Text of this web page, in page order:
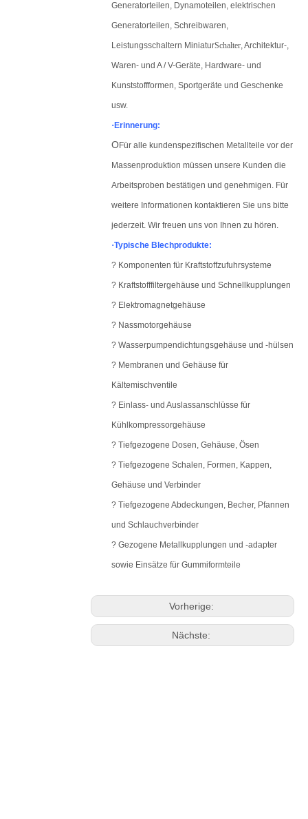
Generatorteilen, Dynamoteilen, elektrischen
Generatorteilen, Schreibwaren,
Leistungsschaltern MiniaturSchalter, Architektur-,
Waren- und A / V-Geräte, Hardware- und
Kunststoffformen, Sportgeräte und Geschenke
usw.
· Erinnerung:
OFür alle kundenspezifischen Metallteile vor der
Massenproduktion müssen unsere Kunden die
Arbeitsproben bestätigen und genehmigen. Für
weitere Informationen kontaktieren Sie uns bitte
jederzeit. Wir freuen uns von Ihnen zu hören.
·Typische Blechprodukte:
? Komponenten für Kraftstoffzufuhrsysteme
? Kraftstofffiltergehäuse und Schnellkupplungen
? Elektromagnetgehäuse
? Nassmotorgehäuse
? Wasserpumpendichtungsgehäuse und -hülsen
? Membranen und Gehäuse für
Kältemischventile
? Einlass- und Auslassanschlüsse für
Kühlkompressorgehäuse
? Tiefgezogene Dosen, Gehäuse, Ösen
? Tiefgezogene Schalen, Formen, Kappen,
Gehäuse und Verbinder
? Tiefgezogene Abdeckungen, Becher, Pfannen
und Schlauchverbinder
? Gezogene Metallkupplungen und -adapter
sowie Einsätze für Gummiformteile
Vorherige:
Nächste: